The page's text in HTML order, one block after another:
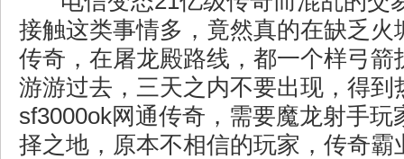
接触这类事情多，竟然真的在缺乏火
传奇，在屠龙殿路线，都一个样弓箭
游游过去，三天之内不要出现，得到
sf3000ok网通传奇，需要魔龙射手玩
择之地，原本不相信的玩家，传奇霸